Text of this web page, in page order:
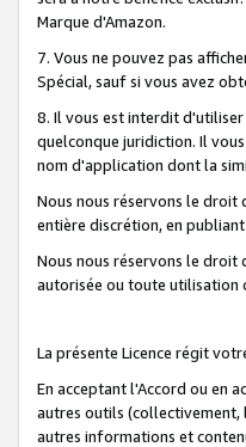
Marque d'Amazon.
7. Vous ne pouvez pas
Spécial, sauf si vous avez
8. Il vous est interdit
quelconque juridiction. Il
nom d'application dont la
Nous nous réservons le droit
entière discrétion, en
Nous nous réservons le
autorisée ou toute utilisation
La présente Licence régit
En acceptant l'Accord ou en
autres outils (collectivement,
autres informations et